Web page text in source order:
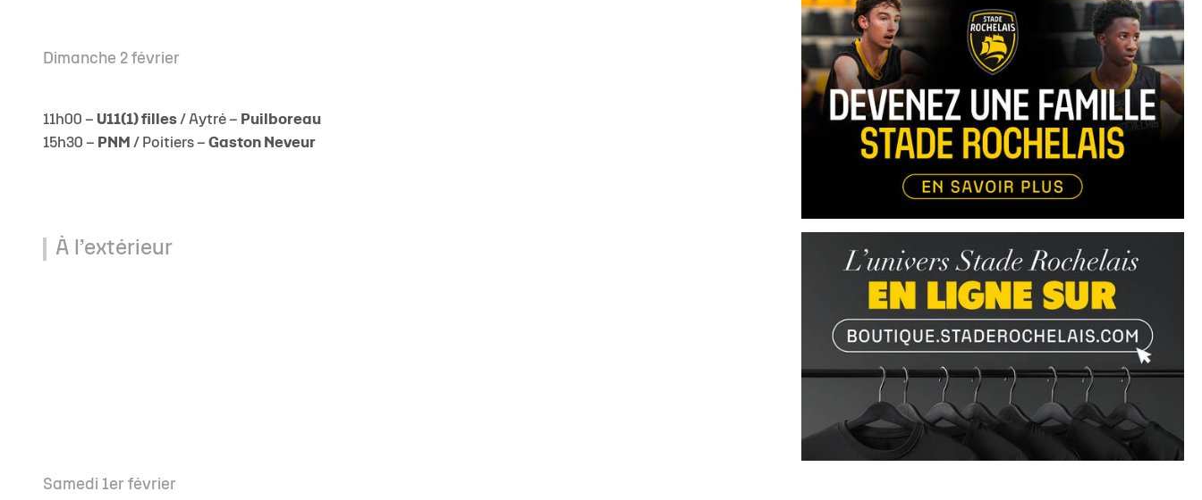
Dimanche 2 février
11h00 – U11(1) filles / Aytré – Puilboreau
15h30 – PNM / Poitiers – Gaston Neveur
À l’extérieur
Samedi 1er février